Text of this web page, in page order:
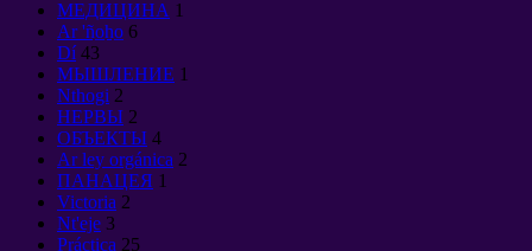
МЕДИЦИНА 1
Ar 'ño̲ho̲ 6
Dí 43
МЫШЛЕНИЕ 1
Nthogi 2
НЕРВЫ 2
ОБЪЕКТЫ 4
Ar ley orgánica 2
ПАНАЦЕЯ 1
Victoria 2
Nt'eje 3
Práctica 25